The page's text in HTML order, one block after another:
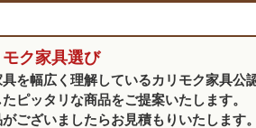
ク家具選び
を幅広く理解しているカリモク家具公
ピッタリな商品をご提案いたします。
ございましたらお見積もりいたします。